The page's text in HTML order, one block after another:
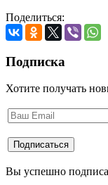
Поделиться:
Подписка
Хотите получать
Вы успешно